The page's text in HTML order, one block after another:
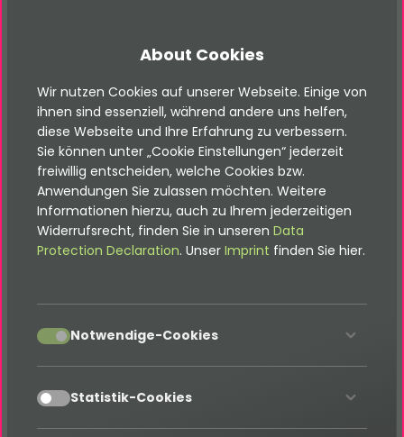
Kommunikations-, oder Marketing-Agentur in NRW
betreiben, oder selbst als Dienstleister für
Agenturen geschäftigt sind. Wir füllen das Loch,
das sich sonst nicht schließen lässt
und unterstützen euch gerne rund um den Bereich
TYPO3 und modernes Web. Wenn gewünscht
arbeiten wir dabei still im Hintergrund.
NRW gehören unter anderem:
TYPO3 CMS Erweiterungen
TYPO3 CMS Portale und Shops
About Cookies
Wir nutzen Cookies auf unserer Webseite. Einige von
ihnen sind essenziell, während andere uns helfen,
diese Webseite und Ihre Erfahrung zu verbessern.
Sie können unter „Cookie Einstellungen“ jederzeit
freiwillig entscheiden, welche Cookies bzw.
Anwendungen Sie zulassen möchten. Weitere
Informationen hierzu, auch zu Ihrem jederzeitigen
Widerrufsrecht, finden Sie in unseren Data
Protection Declaration. Unser Imprint finden Sie hier.
accept Notwendige-Cookies
accept Statistik-Cookies